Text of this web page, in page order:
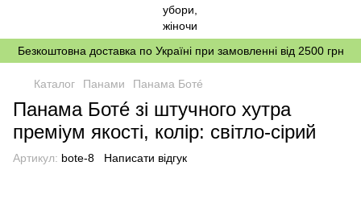
Безкоштовна доставка по Україні при замовленні від 2500 грн
Каталог Панами Панама Ботé
Панама Ботé зі штучного хутра
преміум якості, колір: світло-сірий
Артикул: bote-8 Написати відгук